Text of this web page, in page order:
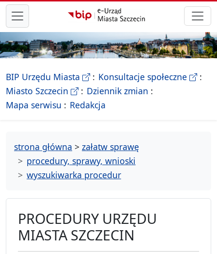
przejdź do głównego menu
BIP Urzędu Miasta - Biletyn Informacji Publicznej
Konsultacje społeczne-
Miasto Szczecin - Oficjalna strona Miasta Szczecin
Dziennik zmian
Mapa serwisu - drzewko rozdziałów
Redakcja
strona główna > załatw sprawę
procedury, sprawy, wnioski
wyszukiwarka procedur
PROCEDURY URZĘDU
MIASTA SZCZECIN